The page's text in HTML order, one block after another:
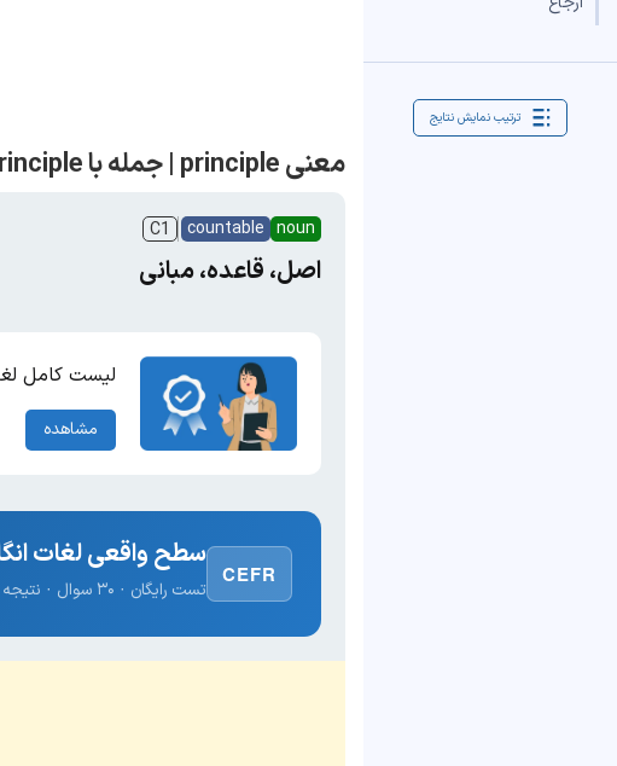
ترتیب نمایش نتایج
معنی principle | جمله با principle
noun
countable
C1
اصل، قاعده، مبانی
لیست کامل
مشاهده
CEFR
سطح واقعی لغات
تست رایگان · ۳۰ سوال · نتیجه فوری